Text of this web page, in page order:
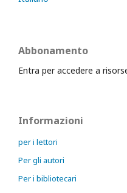
Abbonamento
Entra per accedere a
Informazioni
per i lettori
Per gli autori
Per i bibliotecari